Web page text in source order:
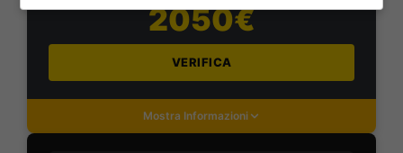
2050€
VERIFICA
Mostra Informazioni